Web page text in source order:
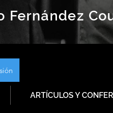
Fernández
ARTÍCULOS Y